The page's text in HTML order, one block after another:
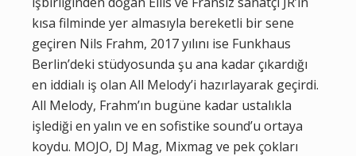
kısa filminde yer almasıyla bereketli bir sene
geçiren Nils Frahm, 2017 yılını ise Funkhaus
Berlin’deki stüdyosunda şu ana kadar çıkardığı
en iddialı iş olan All Melody’i hazırlayarak geçirdi.
All Melody, Frahm’ın bugüne kadar ustalıkla
işlediği en yalın ve en sofistike sound’u ortaya
koydu. MOJO, DJ Mag, Mixmag ve pek çokları